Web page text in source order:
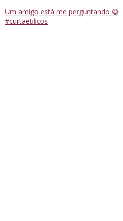
Um amigo está me perguntando 😅
#curtaetilicos